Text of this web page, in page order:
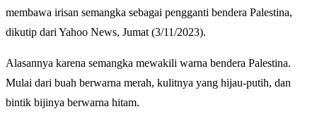
membawa irisan semangka sebagai pengganti bendera Palestina,
dikutip dari Yahoo News, Jumat (3/11/2023).
Alasannya karena semangka mewakili warna bendera Palestina.
Mulai dari buah berwarna merah, kulitnya yang hijau-putih, dan
bintik bijinya berwarna hitam.